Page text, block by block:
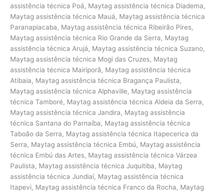
assistência técnica Poá, Maytag assistência técnica Diadema,
Maytag assistência técnica Mauá, Maytag assistência técnica
Paranapiacaba, Maytag assistência técnica Ribeirão Pires,
Maytag assistência técnica Rio Grande da Serra, Maytag
assistência técnica Arujá, Maytag assistência técnica Suzano,
Maytag assistência técnica Mogi das Cruzes, Maytag
assistência técnica Mairiporã, Maytag assistência técnica
Atibaia, Maytag assistência técnica Bragança Paulista,
Maytag assistência técnica Alphaville, Maytag assistência
técnica Tamboré, Maytag assistência técnica Aldeia da Serra,
Maytag assistência técnica Jandira, Maytag assistência
técnica Santana do Parnaíba, Maytag assistência técnica
Taboão da Serra, Maytag assistência técnica Itapecerica da
Serra, Maytag assistência técnica Embú, Maytag assistência
técnica Embú das Artes, Maytag assistência técnica Várzea
Paulista, Maytag assistência técnica Juquitiba, Maytag
assistência técnica Jundiaí, Maytag assistência técnica
Itapevi, Maytag assistência técnica Franco da Rocha, Maytag